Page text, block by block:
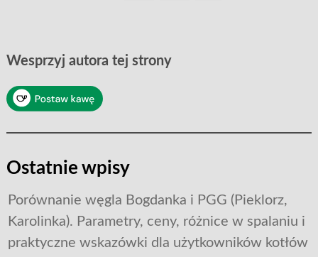
Wesprzyj autora tej strony
Ostatnie wpisy
Porównanie węgla Bogdanka i PGG (Pieklorz,
Karolinka). Parametry, ceny, różnice w spalaniu i
praktyczne wskazówki dla użytkowników kotłów